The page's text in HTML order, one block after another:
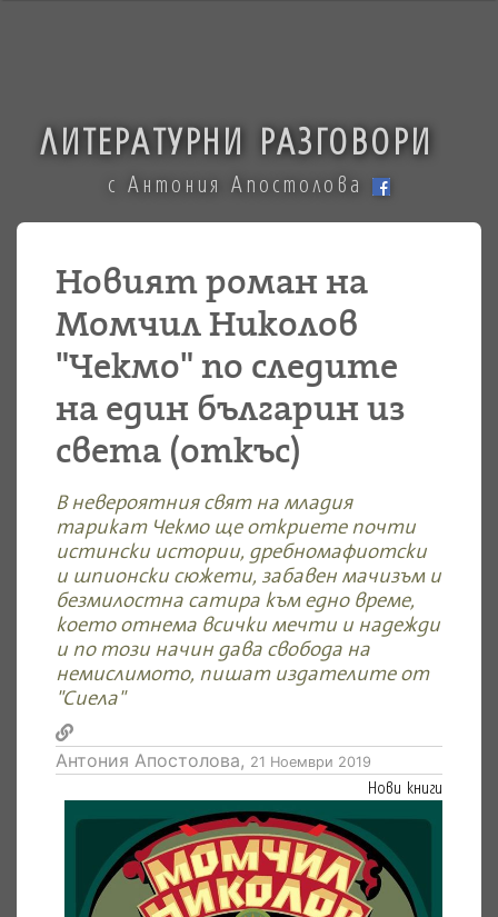
ЛИТЕРАТУРНИ РАЗГОВОРИ
с Антония Апостолова
Новият роман на
Момчил Николов
"Чекмо" по следите
на един българин из
света (откъс)
В невероятния свят на младия
тарикат Чекмо ще откриете почти
истински истории, дребномафиотски
и шпионски сюжети, забавен мачизъм и
безмилостна сатира към едно време,
което отнема всички мечти и надежди
и по този начин дава свобода на
немислимото, пишат издателите от
"Сиела"
Антония Апостолова, 21 Ноември 2019
Нови книги